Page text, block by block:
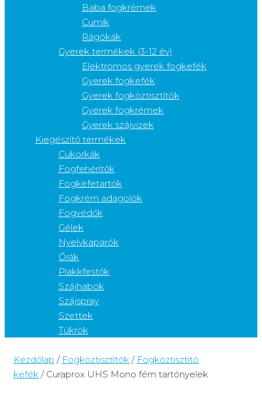
Baba fogkrémek
Cumik
Rágókák
Gyerek termékek (3-12 év)
Elektromos gyerek fogkefék
Gyerek fogkefék
Gyerek fogköztisztítók
Gyerek fogkrémek
Gyerek szájvizek
Kiegészítő termékek
Cukorkák
Fogfehérítők
Fogkefetartók
Fogkrém adagolók
Fogvédők
Gélek
Nyelvkaparók
Órák
Plakkfestők
Szájhabok
Szájspray
Szettek
Tükrök
Kezdőlap / Fogköztisztítók / Fogköztisztító
kefék / Curaprox UHS Mono fém tartónyelek